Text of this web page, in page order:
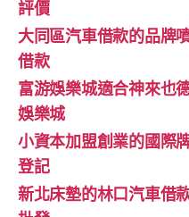
評價
大同區汽車借款的品牌
借款
富游娛樂城適合神來也
娛樂城
小資本加盟創業的國際
登記
新北床墊的林口汽車借